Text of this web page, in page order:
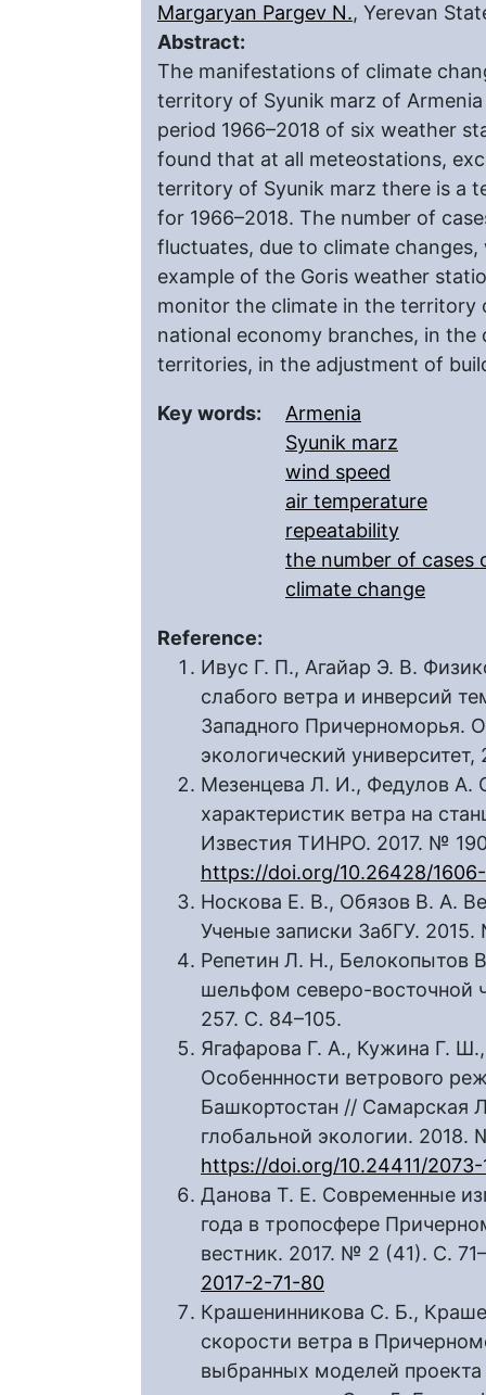
Margaryan Pargev N., Yerevan
Abstract:
The manifestations of climate
territory of Syunik marz of
period 1966–2018 of six weather
found that at all meteostations,
territory of Syunik marz there is a
for 1966–2018. The number of
fluctuates, due to climate
example of the Goris weather
monitor the climate in the territory
national economy branches, in
territories, in the adjustment of
Key words:
Armenia
Syunik marz
wind speed
air temperature
repeatability
the number of cases
climate change
Reference:
Ивус Г. П., Агайар Э. В.
слабого ветра и инверсий
Западного Причерноморья.
экологический университет,
Мезенцева Л. И., Федулов
характеристик ветра на
Известия ТИНРО. 2017. №
https://doi.org/10.26428/
Носкова Е. В., Обязов В. А.
Ученые записки ЗабГУ. 2015.
Репетин Л. Н., Белокопытов
шельфом северо-
257. С. 84–105.
Ягафарова Г. А., Кужина Г.
Особеннности ветрового
Башкортостан // Самарская
глобальной экологии. 2018.
https://doi.org/10.24411/
Данова Т. Е. Современные
года в тропосфере
вестник. 2017. № 2 (41). С.
2017-2-71-80
Крашенинникова С. Б.,
скорости ветра в
выбранных моделей